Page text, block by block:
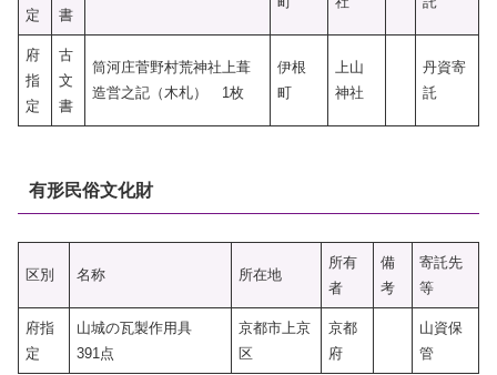
定
書
府
指
定
古
文
書
筒河庄菅野村荒神社上葺
造営之記（木札） 1枚
伊根
町
上山
神社
丹資寄
託
有形民俗文化財
区別 名称 所在地
所有
者
備
考
寄託先
等
府指
定
山城の瓦製作用具
391点
京都市上京
区
京都
府
山資保
管